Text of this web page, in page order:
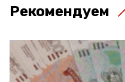
Рекомендуем